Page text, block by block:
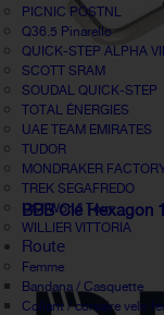
PICNIC POSTNL
Q36.5 Pinarello
QUICK-STEP ALPHA
SCOTT SRAM
SOUDAL QUICK-STEP
TOTAL ÉNERGIES
UAE TEAM EMIRATES
TUDOR
MONDRAKER
TREK SEGAFREDO
UCI World Tour
WILLIER VITTORIA
Route
Femme
Bandana / Casquette
Collant / corsaire velo
BBB Clé Hexagon